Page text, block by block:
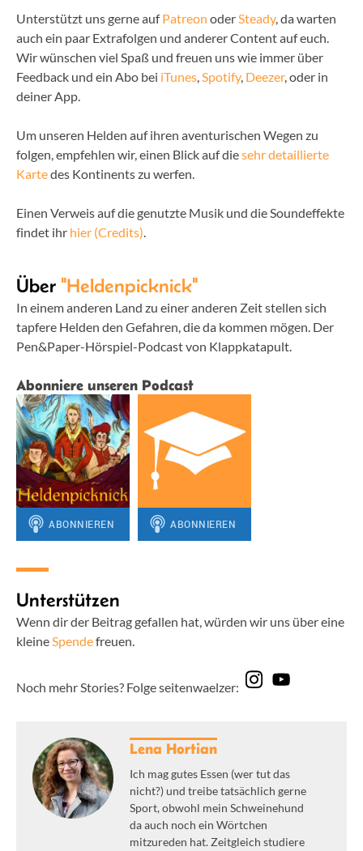
Unterstützt uns gerne aufPatreon oderSteady, da warten
auch ein paar Extrafolgen und anderer Content auf euch.
Wir wünschen viel Spaß und freuen uns wie immer über
Feedback und ein Abo bei iTunes,Spotify, Deezer, oder in
deiner App.
Um unseren Helden auf ihren aventurischen Wegen zu
folgen, empfehlen wir, einen Blick auf diesehr detaillierte
Kartedes Kontinents zu werfen.
Einen Verweis auf die genutzte Musik und die Soundeffekte
findet ihr hier (Credits).
Über "Heldenpicknick"
In einem anderen Land zu einer anderen Zeit stellen sich
tapfere Helden den Gefahren, die da kommen mögen. Der
Pen&Paper-Hörspiel-Podcast von Klappkatapult.
Abonniere unseren Podcast
Unterstützen
Wenn dir der Beitrag gefallen hat, würden wir uns über eine
kleineSpendefreuen.
Noch mehr Stories? Folge seitenwaelzer:
Lena Hortian
Ich mag gutes Essen (wer tut das
nicht?) und treibe tatsächlich gerne
Sport, obwohl mein Schweinehund
da auch noch ein Wörtchen
mitzureden hat. Zeitgleich studiere